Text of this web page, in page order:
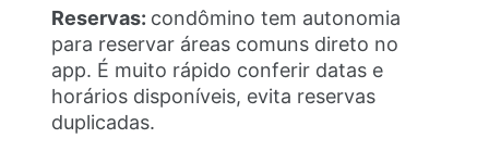
Reservas: condômino tem autonomia
para reservar áreas comuns direto no
app. É muito rápido conferir datas e
horários disponíveis, evita reservas
duplicadas.